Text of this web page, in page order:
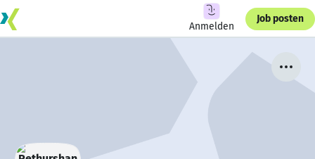
Anmelden
Job posten